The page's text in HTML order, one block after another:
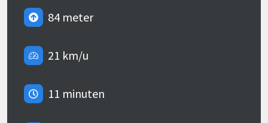
84 meter
21 km/u
11 minuten